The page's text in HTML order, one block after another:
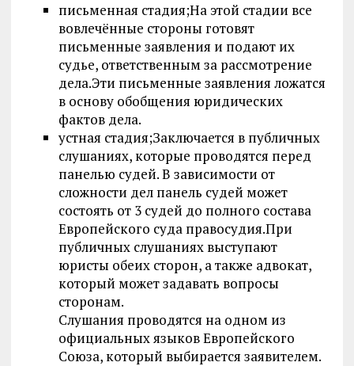
письменная стадия;На этой стадии все
вовлечённые стороны готовят
письменные заявления и подают их
судье, ответственным за рассмотрение
дела.Эти письменные заявления ложатся
в основу обобщения юридических
фактов дела.
устная стадия;Заключается в публичных
слушаниях, которые проводятся перед
панелью судей. В зависимости от
сложности дел панель судей может
состоять от 3 судей до полного состава
Европейского суда правосудия.При
публичных слушаниях выступают
юристы обеих сторон, а также адвокат,
который может задавать вопросы
сторонам.
Слушания проводятся на одном из
официальных языков Европейского
Союза, который выбирается заявителем.